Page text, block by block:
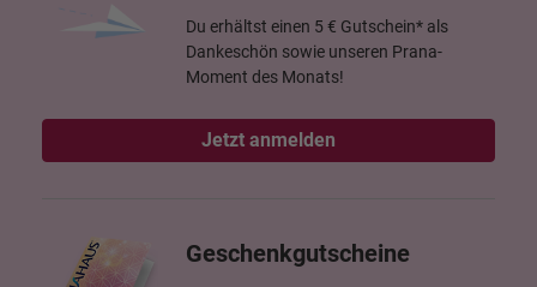
Du erhältst einen 5 € Gutschein* als
Dankeschön sowie unseren Prana-
Moment des Monats!
Jetzt anmelden
Geschenkgutscheine